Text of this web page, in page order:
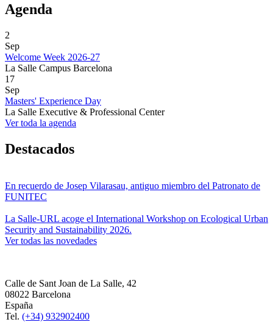
Agenda
2
Sep
Welcome Week 2026-27
La Salle Campus Barcelona
17
Sep
Masters' Experience Day
La Salle Executive & Professional Center
Ver toda la agenda
Destacados
En recuerdo de Josep Vilarasau, antiguo miembro del Patronato de
FUNITEC
La Salle-URL acoge el International Workshop on Ecological Urban
Security and Sustainability 2026.
Ver todas las novedades
Calle de Sant Joan de La Salle, 42
08022 Barcelona
España
Tel. (+34) 932902400